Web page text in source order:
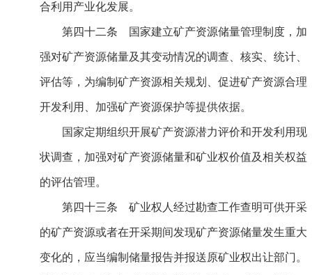
合利用产业化发展。
第四十二条 国家建立矿产资源储量管理制度，加
强对矿产资源储量及其变动情况的调查、核实、统计、
评估等，为编制矿产资源相关规划、促进矿产资源合理
开发利用、加强矿产资源保护等提供依据。
国家定期组织开展矿产资源潜力评价和开发利用现
状调查，加强对矿产资源储量和矿业权价值及相关权益
的评估管理。
第四十三条 矿业权人经过勘查工作查明可供开采
的矿产资源或者在开采期间发现矿产资源储量发生重大
变化的，应当编制储量报告并报送原矿业权出让部门。